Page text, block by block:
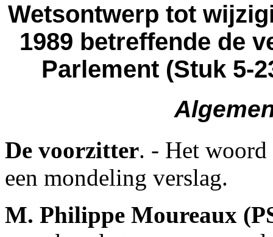
Wetsontwerp tot
1989 betreffende de
Parlement (Stuk 5-
De voorzitter. - Het woord
een mondeling verslag.
M. Philippe Moureaux